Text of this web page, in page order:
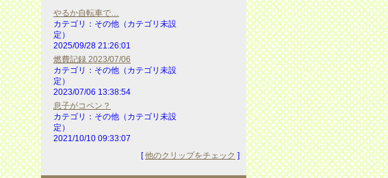
やるか自転車で…
カテゴリ：その他（カテゴリ未設
定）
2025/09/28 21:26:01
燃費記録 2023/07/06
カテゴリ：その他（カテゴリ未設
定）
2023/07/06 13:38:54
息子がコペン？
カテゴリ：その他（カテゴリ未設
定）
2021/10/10 09:33:07
[他のクリップをチェック ]